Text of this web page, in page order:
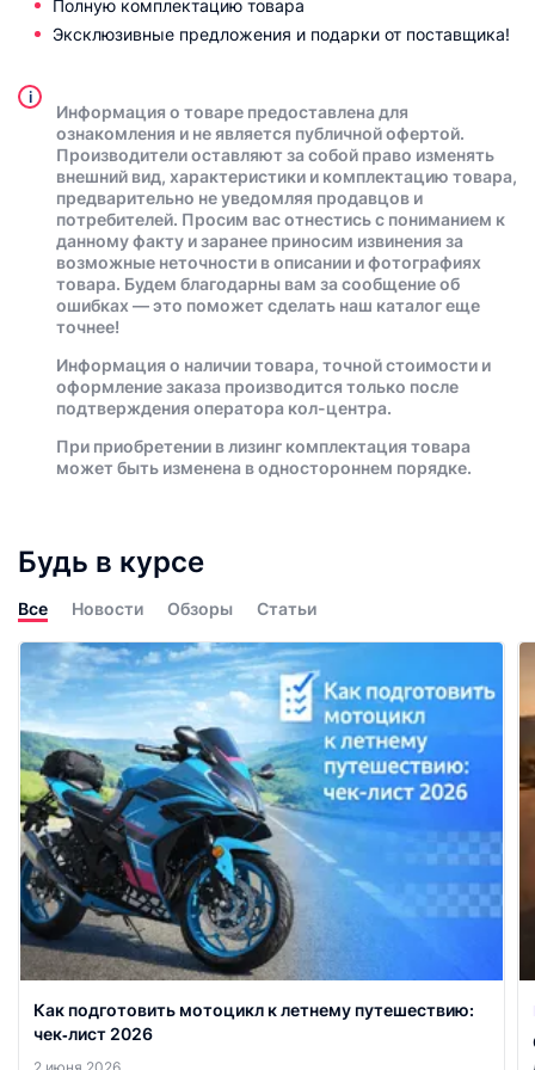
Полную комплектацию товара
Эксклюзивные предложения и подарки от поставщика!
i
Информация о товаре предоставлена для
ознакомления и не является публичной офертой.
Производители оставляют за собой право изменять
внешний вид, характеристики и комплектацию товара,
предварительно не уведомляя продавцов и
потребителей. Просим вас отнестись с пониманием к
данному факту и заранее приносим извинения за
возможные неточности в описании и фотографиях
товара. Будем благодарны вам за сообщение об
ошибках — это поможет сделать наш каталог еще
точнее!
Информация о наличии товара, точной стоимости и
оформление заказа производится только после
подтверждения оператора кол-центра.
При приобретении в лизинг комплектация товара
может быть изменена в одностороннем порядке.
Будь в курсе
Все Новости Обзоры Статьи
Как подготовить мотоцикл к летнему путешествию:
чек‑лист 2026